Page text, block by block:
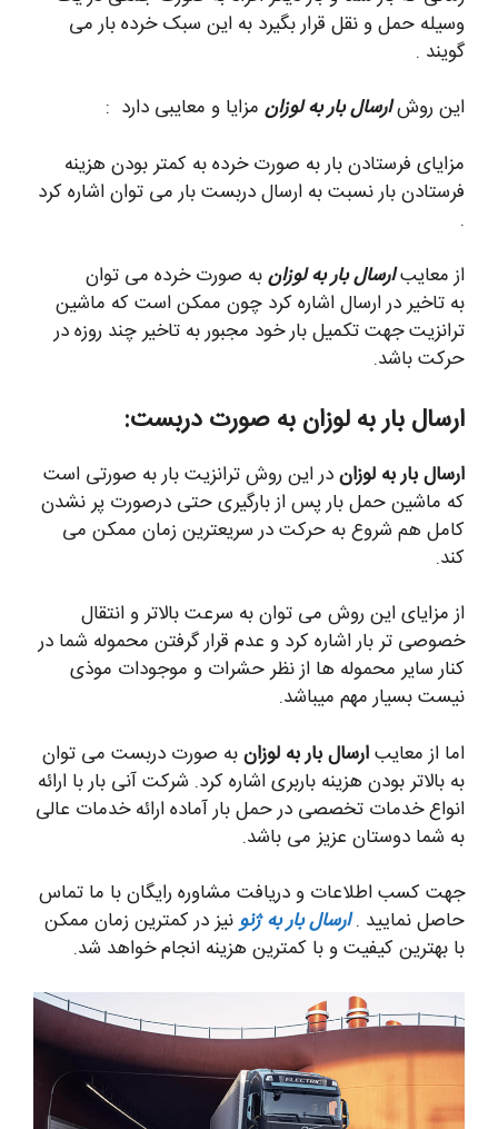
وسیله حمل و نقل قرار بگیرد به این سبک خرده بار می
گویند .
این روشارسال بار به لوزان مزایا و معایبی دارد :
مزایای فرستادن بار به صورت خرده به کمتر بودن هزینه
فرستادن بار نسبت به ارسال دربست بار می توان اشاره کرد
.
از معایبارسال بار به لوزانبه صورت خرده می توان
به تاخیر در ارسال اشاره کرد چون ممکن است که ماشین
ترانزیت جهت تکمیل بار خود مجبور به تاخیر چند روزه در
حرکت باشد.
ارسال بار به لوزان به صورت دربست:
ارسال بار به لوزاندر این روش ترانزیت بار به صورتی است
که ماشین حمل بار پس از بارگیری حتی درصورت پر نشدن
کامل هم شروع به حرکت در سریعترین زمان ممکن می
کند.
از مزایای این روش می توان به سرعت بالاتر و انتقال
خصوصی تر بار اشاره کرد و عدم قرار گرفتن محموله شما در
کنار سایر محموله ها از نظر حشرات و موجودات موذی
نیست بسیار مهم میباشد.
اما از معایبارسال بار به لوزانبه صورت دربست می توان
به بالاتر بودن هزینه باربری اشاره کرد. شرکت آنی بار با ارائه
انواع خدمات تخصصی در حمل بار آماده ارائه خدمات عالی
به شما دوستان عزیز می باشد.
جهت کسب اطلاعات و دریافت مشاوره رایگان با ما تماس
حاصل نمایید .ارسال بار به ژنونیز در کمترین زمان ممکن
با بهترین کیفیت و با کمترین هزینه انجام خواهد شد.